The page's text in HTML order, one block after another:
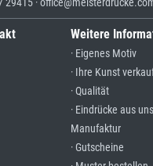
29415 ·
Weitere
· Eigenes Motiv
· Ihre Kunst
· Qualität
· Eindrücke aus
Manufaktur
· Gutscheine